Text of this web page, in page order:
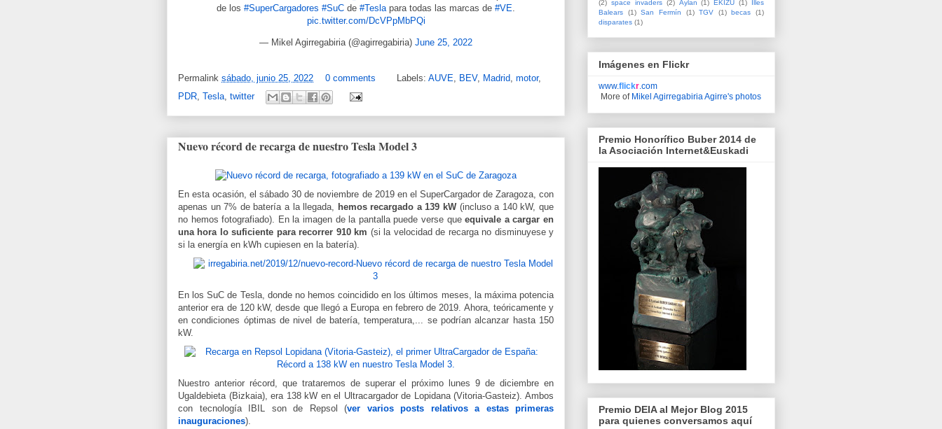
de los #SuperCargadores #SuC de #Tesla para todas las marcas de #VE
pic.twitter.com/DcVPpMbPQi
— Mikel Agirregabiria (@agirregabiria) June 25, 2022
Permalink sábado, junio 25, 2022 0 comments Labels: AUVE, BEV, Madrid, motor,
PDR Tesla twitter
Nuevo récord de recarga de nuestro Tesla Model 3
En esta ocasión, el sábado 30 de noviembre de 2019 en el SuperCargador de Zaragoza, con
apenas un 7% de batería a la llegada, hemos recargado a 139 kW (incluso a 140 kW, que
no hemos fotografiado). En la imagen de la pantalla puede verse queequivale a cargar en
una hora lo suficiente para recorrer 910 km (si la velocidad de recarga no disminuyese y
si la energía en kWh cupiesen en la batería).
En los SuC de Tesla, donde no hemos coincidido en los últimos meses, la máxima potencia
anterior era de 120 kW, desde que llegó a Europa en febrero de 2019. Ahora, teóricamente y
en condiciones óptimas de nivel de batería, temperatura,... se podrían alcanzar hasta 150
kW.
Nuestro anterior récord, que trataremos de superar el próximo lunes 9 de diciembre en
Ugaldebieta (Bizkaia), era 138 kW en el Ultracargador de Lopidana (Vitoria-Gasteiz). Ambos
con tecnología IBIL son de Repsol (ver varios posts relativos a estas primeras
inauguraciones).
(2) space invaders (2) Aylan (1) EKIZU (1)
Illes
Balears
(1) San Fermín (1) TGV (1) becas
(1)
disparates (1)
Imágenes en Flickr
www.flickr .com
More of Mikel Agirregabiria Agirre's photos
Premio Honorífico Buber 2014 de
la Asociación Internet&Euskadi
Premio DEIA al Mejor Blog 2015
para quienes conversamos aquí